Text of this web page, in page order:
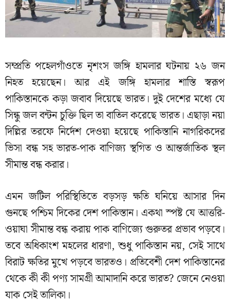
সম্প্রতি পহেলগাঁওতে নৃশংস জঙ্গি হামলার ঘটনায় ২৬ জন
নিহত হয়েছেন। আর এই জঙ্গি হামলার শাস্তি স্বরূপ
পাকিস্তানকে কড়া জবাব দিয়েছে ভারত। দুই দেশের মধ্যে যে
সিন্ধু জল বন্টন চুক্তি ছিল তা বাতিল করেছে ভারত। এছাড়া নয়া
দিল্লির তরফে নির্দেশ দেওয়া হয়েছে পাকিস্তানি নাগরিকদের
ভিসা বন্ধ সহ ভারত-পাক বাণিজ্য স্থগিত ও আন্তর্জাতিক স্থল
সীমান্ত বন্ধ করার।
এমন জটিল পরিস্থিতিতে বড়সড় ক্ষতি ঘনিয়ে আসার দিন
গুনছে পশ্চিম দিকের দেশ পাকিস্তান। একথা স্পষ্ট যে আত্তরি-
ওয়াঘা সীমান্ত বন্ধ করায় পাক বাণিজ্যে গুরুতর প্রভাব পড়বে।
তবে অধিকাংশ মহলের ধারণা, শুধু পাকিস্তান নয়, সেই সাথে
বিরাট ক্ষতির মুখে পড়বে ভারতও। প্রতিবেশী দেশ পাকিস্তানের
থেকে কী কী পণ্য সামগ্রী আমাদানি করে ভারত? জেনে নেওয়া
যাক সেই তালিকা।